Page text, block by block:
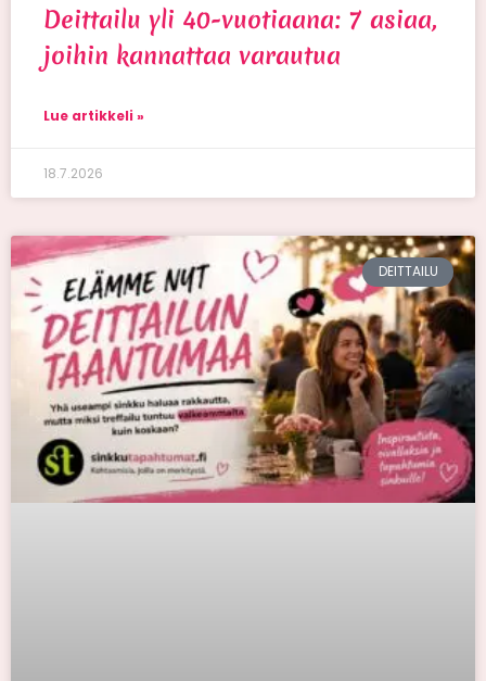
Deittailu yli 40-vuotiaana: 7 asiaa,
joihin kannattaa varautua
Lue artikkeli »
18.7.2026
DEITTAILU